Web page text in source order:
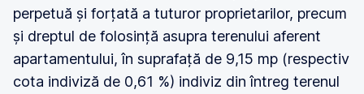
perpetuă și forțată a tuturor proprietarilor, precum
și dreptul de folosință asupra terenului aferent
apartamentului, în suprafață de 9,15 mp (respectiv
cota indiviză de 0,61 %) indiviz din întreg terenul